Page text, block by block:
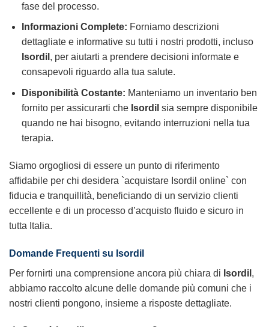
fase del processo.
Informazioni Complete: Forniamo descrizioni
dettagliate e informative su tutti i nostri prodotti, incluso
Isordil , per aiutarti a prendere decisioni informate e
consapevoli riguardo alla tua salute.
Disponibilità Costante: Manteniamo un inventario ben
fornito per assicurarti che Isordil sia sempre disponibile
quando ne hai bisogno, evitando interruzioni nella tua
terapia.
Siamo orgogliosi di essere un punto di riferimento
affidabile per chi desidera `acquistare Isordil online` con
fiducia e tranquillità, beneficiando di un servizio clienti
eccellente e di un processo d’acquisto fluido e sicuro in
tutta Italia.
Domande Frequenti su Isordil
Per fornirti una comprensione ancora più chiara di Isordil ,
abbiamo raccolto alcune delle domande più comuni che i
nostri clienti pongono, insieme a risposte dettagliate.